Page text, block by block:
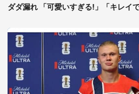
ダダ漏れ 「可愛いすぎる!」「キレイ